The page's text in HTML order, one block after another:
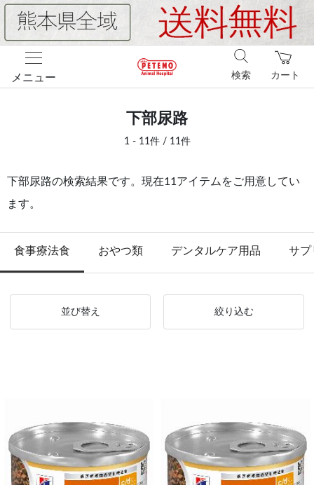
メニュー カート
検索
下部尿路
1 - 11件 / 11件
下部尿路の検索結果です。現在11アイテムをご用意してい
ます。
食事療法食 おやつ類 デンタルケア用品 サプ
並び替え 絞り込む